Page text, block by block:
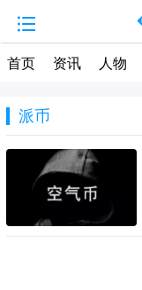

首页 资讯 人物
派币